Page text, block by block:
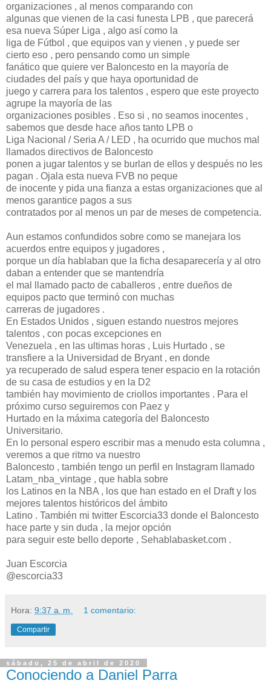
organizaciones , al menos comparando con
algunas que vienen de la casi funesta LPB , que parecerá
esa nueva Súper Liga , algo así como la
liga de Fútbol , que equipos van y vienen , y puede ser
cierto eso , pero pensando como un simple
fanático que quiere ver Baloncesto en la mayoría de
ciudades del país y que haya oportunidad de
juego y carrera para los talentos , espero que este proyecto
agrupe la mayoría de las
organizaciones posibles . Eso si , no seamos inocentes ,
sabemos que desde hace años tanto LPB o
Liga Nacional / Seria A / LED , ha ocurrido que muchos mal
llamados directivos de Baloncesto
ponen a jugar talentos y se burlan de ellos y después no les
pagan . Ojala esta nueva FVB no peque
de inocente y pida una fianza a estas organizaciones que al
menos garantice pagos a sus
contratados por al menos un par de meses de competencia.
Aun estamos confundidos sobre como se manejara los
acuerdos entre equipos y jugadores ,
porque un día hablaban que la ficha desaparecería y al otro
daban a entender que se mantendría
el mal llamado pacto de caballeros , entre dueños de
equipos pacto que terminó con muchas
carreras de jugadores .
En Estados Unidos , siguen estando nuestros mejores
talentos , con pocas excepciones en
Venezuela , en las ultimas horas , Luis Hurtado , se
transfiere a la Universidad de Bryant , en donde
ya recuperado de salud espera tener espacio en la rotación
de su casa de estudios y en la D2
también hay movimiento de criollos importantes . Para el
próximo curso seguiremos con Paez y
Hurtado en la máxima categoría del Baloncesto
Universitario.
En lo personal espero escribir mas a menudo esta columna ,
veremos a que ritmo va nuestro
Baloncesto , también tengo un perfil en Instagram llamado
Latam_nba_vintage , que habla sobre
los Latinos en la NBA , los que han estado en el Draft y los
mejores talentos históricos del ámbito
Latino . También mi twitter Escorcia33 donde el Baloncesto
hace parte y sin duda , la mejor opción
para seguir este bello deporte , Sehablabasket.com .
Juan Escorcia
@escorcia33
Hora: 9:37 a. m. 1 comentario:
Compartir
sábado, 25 de abril de 2020
Conociendo a Daniel Parra